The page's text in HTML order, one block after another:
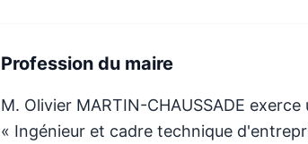
Profession du maire
M. Olivier MARTIN-CHAUSSADE
« Ingénieur et cadre technique